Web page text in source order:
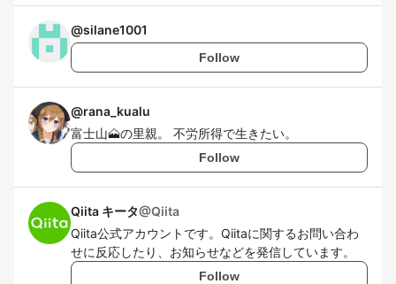
@silane1001
Follow
@rana_kualu
富士山🗻の里親。 不労所得で生きたい。
Follow
Qiita キータ@Qiita
Qiita公式アカウントです。Qiitaに関するお問い合わ
せに反応したり、お知らせなどを発信しています。
Follow